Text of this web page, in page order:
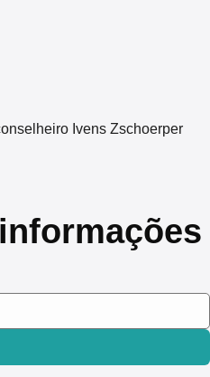
Ivens Zschoerper